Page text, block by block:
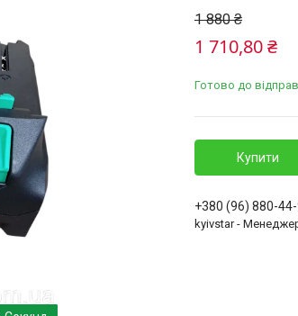
1 880 ₴
1 710,80 ₴
Готово до
Купити
+380 (96) 880-
kyivstar -